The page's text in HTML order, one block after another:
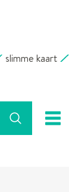
slimme kaart
Zoeken